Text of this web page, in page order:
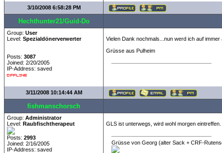
3/10/2008 6:58:28 PM
Hechthunter21/Guid-Do
Group: User
Level: Spezialdönerverwerter
Posts: 3087
Joined: 2/20/2005
IP-Address: saved
Vielen Dank nochmals...nun werd ich auf
Grüsse aus Pulheim
3/11/2008 10:14:44 AM
fishmanschorsch
Group: Administrator
Level: Raubfischtherapeut
Posts: 2993
Joined: 2/16/2005
IP-Address: saved
GLS ist unterwegs, wird wohl morgen eintreffen.
Grüsse von Georg (alter Sack + CRF-